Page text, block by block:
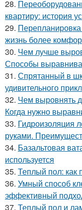
28.
квартиру: история
29.
жизнь более
30. Чем лучше
Способы
31. Спрятанный в
удивительного
32. Чем выровнять
Когда нужно
33. Гидроизоляция
руками.
34. Базальтовая
используется
35. Теплый пол: как
36. Умный способ
эффективный
37. Теплый пол и